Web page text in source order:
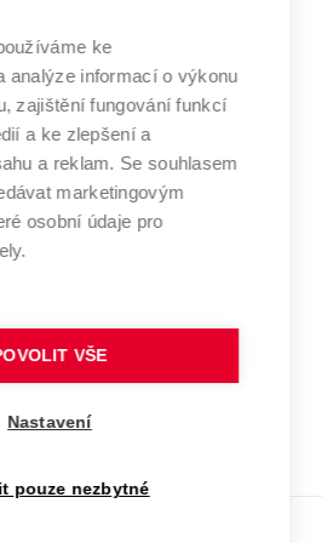
výzkumu
fondů
učení
technické
V BRNĚ
ke
analýze informací o výkonu
zajištění fungování funkcí
a ke zlepšení a
a reklam. Se souhlasem
marketingovým
osobní údaje pro
VŠE
Nastavení
pouze nezbytné